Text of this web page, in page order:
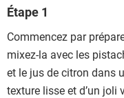
Étape 1
Commencez par
mixez-la avec les
et le jus de citron dans
texture lisse et d’un joli